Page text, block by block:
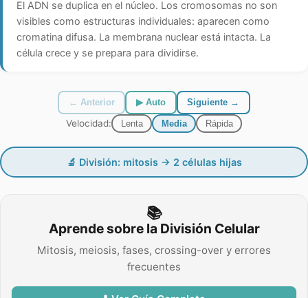
El ADN se duplica en el núcleo. Los cromosomas no son
visibles como estructuras individuales: aparecen como
cromatina difusa. La membrana nuclear está intacta. La
célula crece y se prepara para dividirse.
← Anterior ▶ Auto Siguiente →
Velocidad: Lenta Media Rápida
🔬 División: mitosis → 2 células hijas
📚
Aprende sobre la División Celular
Mitosis, meiosis, fases, crossing-over y errores
frecuentes